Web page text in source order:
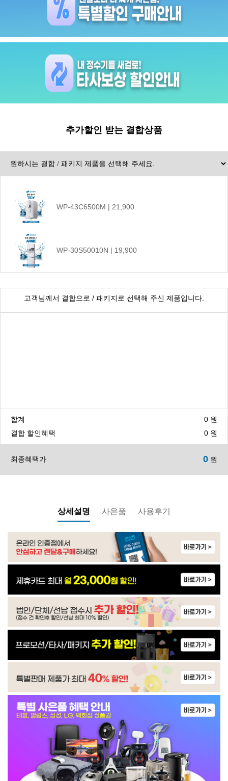
추가할인 받는 결합상품
WP-43C6500M | 21,900
WP-30S50010N | 19,900
CHP-1290D | 17,900
WP-60C90010M | 32,900
WP-60C90010M | 33,900
WP-35C90010N | 21,900
IM-50G604S0 | 59,900
WP-45S90510M | 31,900
WP-4S9P51CM | 33,900
WP-45S90510N | 33,900
고객님께서 결합으로 / 패키지로 선택해 주신 제품입니다.
합계 0 원
결합 할인혜택
0 원
최종혜택가 0 원
상세설명 사은품 사용후기